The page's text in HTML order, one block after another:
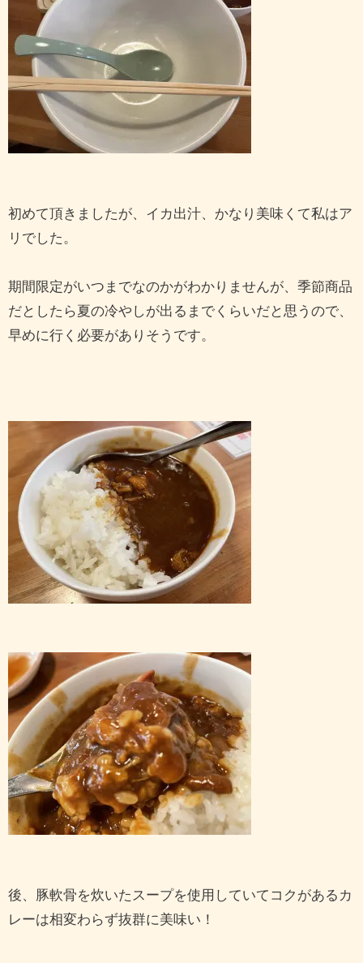
初めて頂きましたが、イカ出汁、かなり美味くて私はア
リでした。
期間限定がいつまでなのかがわかりませんが、季節商品
だとしたら夏の冷やしが出るまでくらいだと思うので、
早めに行く必要がありそうです。
後、豚軟骨を炊いたスープを使用していてコクがあるカ
レーは相変わらず抜群に美味い！